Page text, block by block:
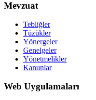
Mevzuat
Tebliğler
Tüzükler
Yönergeler
Genelgeler
Yönetmelikler
Kanunlar
Web Uygulamaları